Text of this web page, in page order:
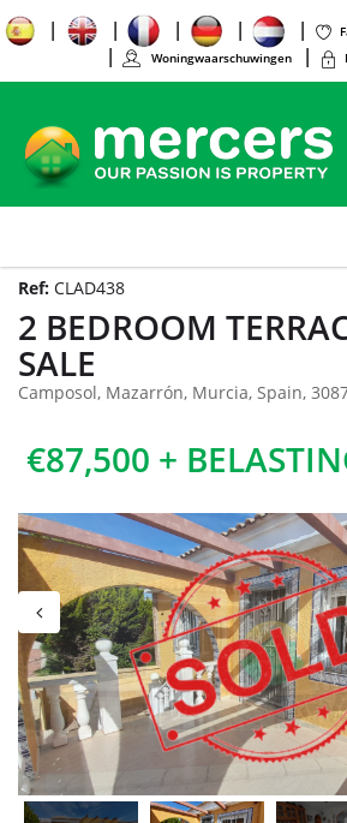
Woningwaarschuwingen
Ref: CLAD438
2 BEDROOM
SALE
Camposol, Mazarrón, Murcia, Spain,
€87,500 +